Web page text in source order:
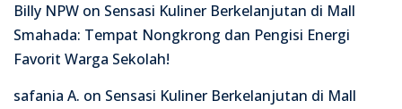
Billy NPW on Sensasi Kuliner Berkelanjutan di Mall
Smahada: Tempat Nongkrong dan Pengisi Energi
Favorit Warga Sekolah!
safania A. on Sensasi Kuliner Berkelanjutan di Mall